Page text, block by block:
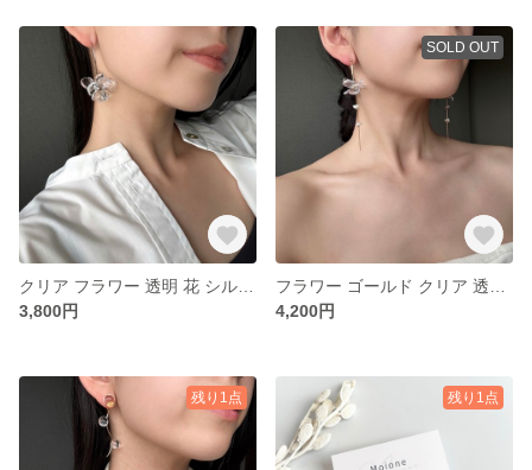
3,800円
SOLD OUT
4,200円
残り1点 残り1点